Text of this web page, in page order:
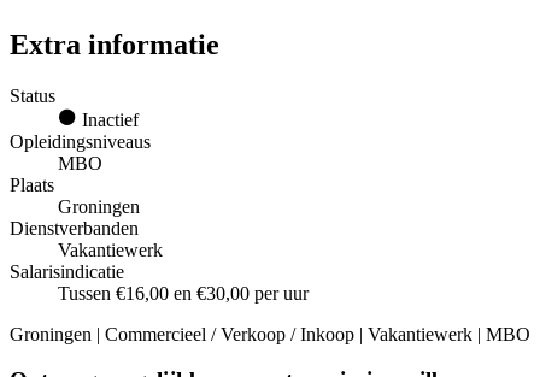
Extra informatie
Status
Inactief
Opleidingsniveaus
MBO
Plaats
Groningen
Dienstverbanden
Vakantiewerk
Salarisindicatie
Tussen €16,00 en €30,00 per uur
Groningen | Commercieel / Verkoop / Inkoop | Vakantiewerk | MBO